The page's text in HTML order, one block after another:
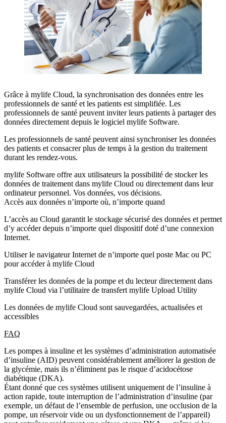
Grâce à mylife Cloud, la synchronisation des données entre les
professionnels de santé et les patients est simplifiée. Les
professionnels de santé peuvent inviter leurs patients à partager des
données directement depuis le logiciel mylife Software.
Les professionnels de santé peuvent ainsi synchroniser les données
des patients et consacrer plus de temps à la gestion du traitement
durant les rendez-vous.
mylife Software offre aux utilisateurs la possibilité de stocker les
données de traitement dans mylife Cloud ou directement dans leur
ordinateur personnel. Vos données, vos décisions.
Accès aux données n’importe où, n’importe quand
L’accès au Cloud garantit le stockage sécurisé des données et permet
d’y accéder depuis n’importe quel dispositif doté d’une connexion
Internet.
Utiliser le navigateur Internet de n’importe quel poste Mac ou PC
pour accéder à mylife Cloud
Transférer les données de la pompe et du lecteur directement dans
mylife Cloud via l’utilitaire de transfert mylife Upload Utility
Les données de mylife Cloud sont sauvegardées, actualisées et
accessibles
FAQ
Les pompes à insuline et les systèmes d’administration automatisée
d’insuline (AID) peuvent considérablement améliorer la gestion de
la glycémie, mais ils n’éliminent pas le risque d’acidocétose
diabétique (DKA).
Étant donné que ces systèmes utilisent uniquement de l’insuline à
action rapide, toute interruption de l’administration d’insuline (par
exemple, un défaut de l’ensemble de perfusion, une occlusion de la
pompe, un réservoir vide ou un dysfonctionnement de l’appareil)